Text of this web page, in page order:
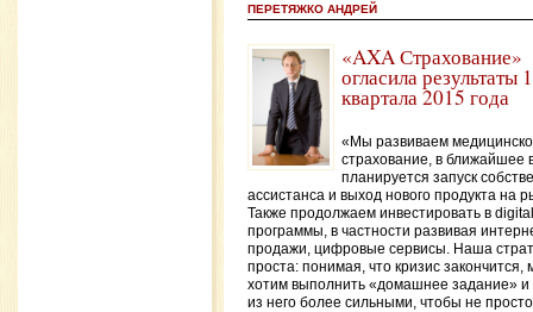
ПЕРЕТЯЖКО АНДРЕЙ
«AXA Страхование»
огласила результаты 1
квартала 2015 года
«Мы развиваем
страхование, в ближайшее
планируется запуск
ассистанса и выход нового продукта на
Также продолжаем инвестировать в
программы, в частности развивая
продажи, цифровые сервисы. Наша
проста: понимая, что кризис закончится,
хотим выполнить «домашнее задание» и
из него более сильными, чтобы не просто